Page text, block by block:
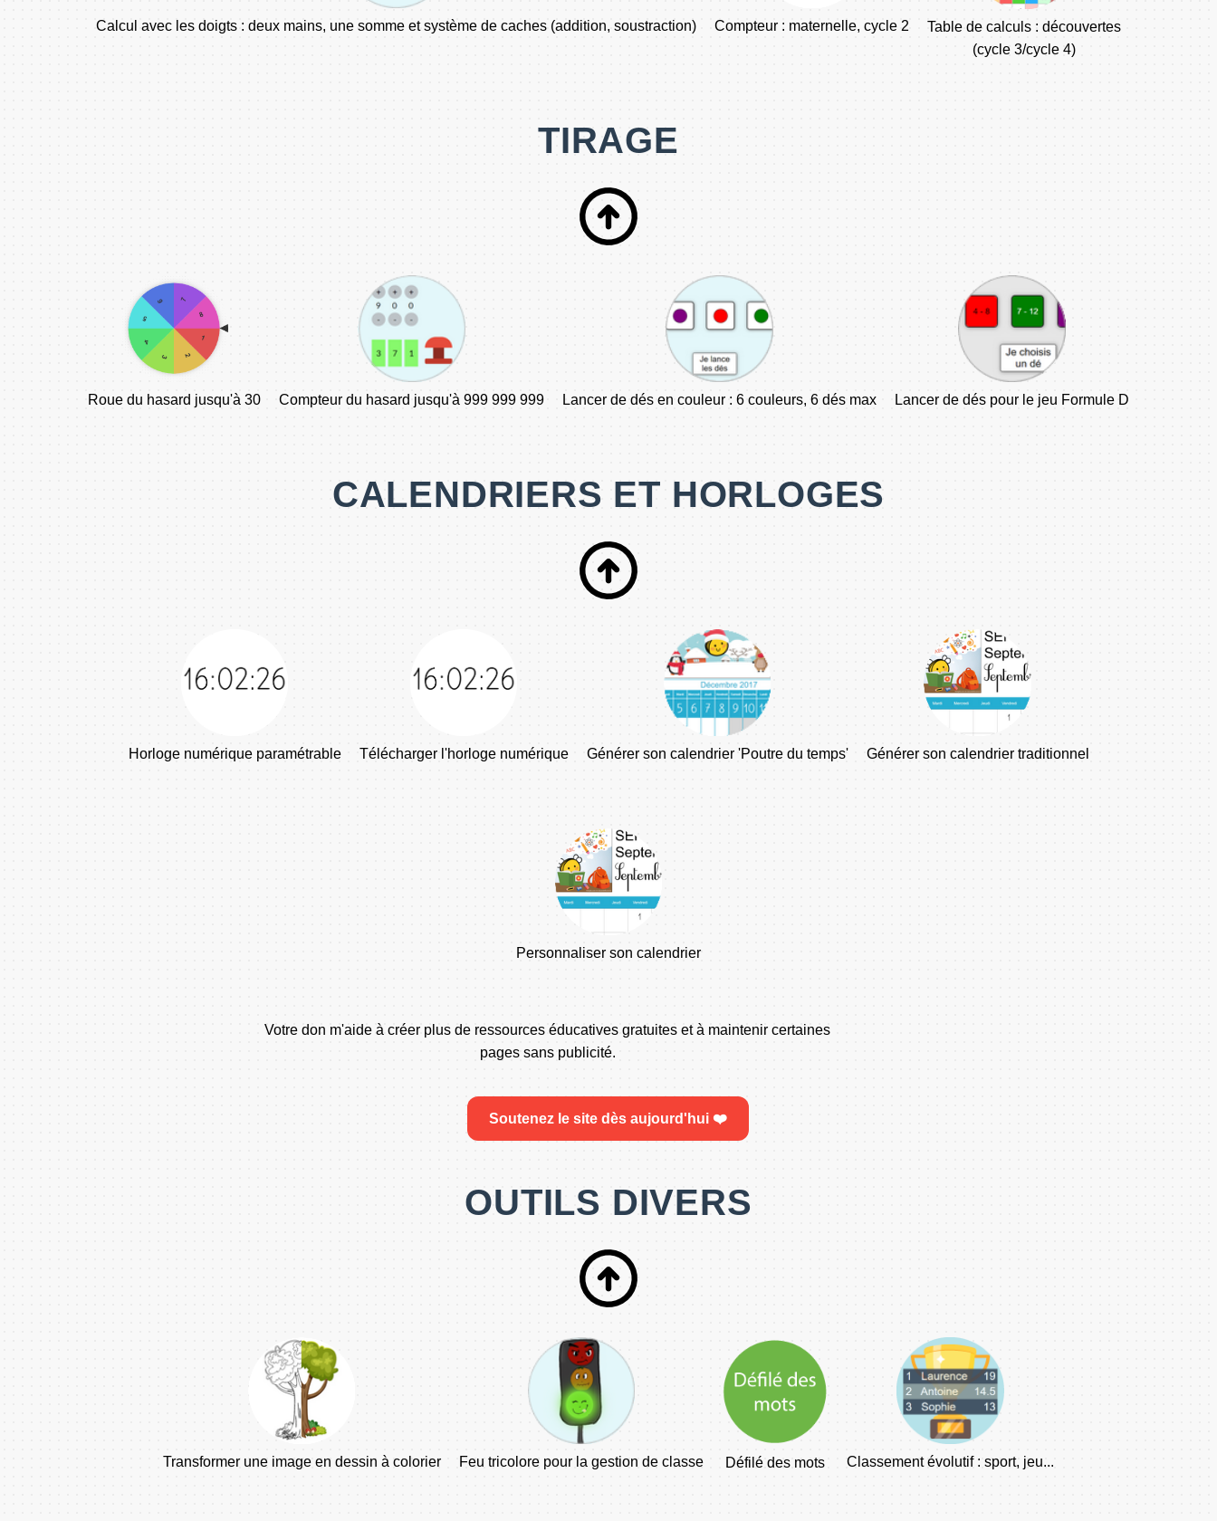
Calcul avec les doigts : deux mains, une somme et système de caches (addition, soustraction) Compteur : maternelle, cycle 2
Table de calculs : découvertes
(cycle 3/cycle 4)
TIRAGE
Roue du hasard jusqu'à 30 Compteur du hasard jusqu'à 999 999 999 Lancer de dés en couleur : 6 couleurs, 6 dés max Lancer de dés pour le jeu Formule D
CALENDRIERS ET HORLOGES
Horloge numérique paramétrable Télécharger l'horloge numérique Générer son calendrier 'Poutre du temps' Générer son calendrier traditionnel
Personnaliser son calendrier
Votre don m'aide à créer plus de ressources éducatives gratuites et à maintenir certaines
pages sans publicité.
Soutenez le site dès aujourd'hui ❤️
OUTILS DIVERS
Transformer une image en dessin à colorier Feu tricolore pour la gestion de classe Défilé des mots Classement évolutif : sport, jeu...